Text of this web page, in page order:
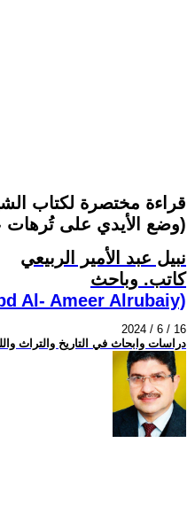
قراءة مختصرة لكتاب
(وضع الأيدي على تُرهات
نبيل عبد الأمير الربيعي
كاتب. وباحث
Al- Ameer Alrubaiy)
2024 / 6 / 16
دراسات وابحاث في التاريخ والتراث